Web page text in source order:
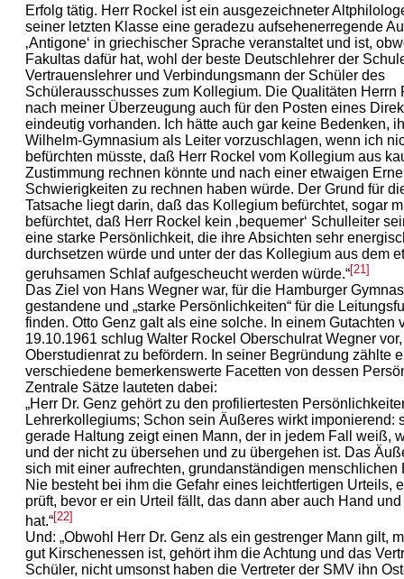
Erfolg tätig. Herr Rockel ist ein ausgezeichneter
seiner letzten Klasse eine geradezu aufsehenerregende
‚Antigone‘ in griechischer Sprache veranstaltet und ist,
Fakultas dafür hat, wohl der beste Deutschlehrer der
Vertrauenslehrer und Verbindungsmann der Schüler des
Schülerausschusses zum Kollegium. Die Qualitäten Herrn
nach meiner Überzeugung auch für den Posten eines
eindeutig vorhanden. Ich hätte auch gar keine Bedenken,
Wilhelm-Gymnasium als Leiter vorzuschlagen, wenn ich
befürchten müsste, daß Herr Rockel vom Kollegium aus
Zustimmung rechnen könnte und nach einer etwaigen
Schwierigkeiten zu rechnen haben würde. Der Grund für
Tatsache liegt darin, daß das Kollegium befürchtet, sogar
befürchtet, daß Herr Rockel kein ‚bequemer‘ Schulleiter
eine starke Persönlichkeit, die ihre Absichten sehr
durchsetzen würde und unter der das Kollegium aus dem
geruhsamen Schlaf aufgescheucht werden würde.“[21]
Das Ziel von Hans Wegner war, für die Hamburger
gestandene und „starke Persönlichkeiten“ für die
finden. Otto Genz galt als eine solche. In einem Gutachten
19.10.1961 schlug Walter Rockel Oberschulrat Wegner
Oberstudienrat zu befördern. In seiner Begründung zählte
verschiedene bemerkenswerte Facetten von dessen
Zentrale Sätze lauteten dabei:
„Herr Dr. Genz gehört zu den profiliertesten
Lehrerkollegiums; Schon sein Äußeres wirkt imponierend:
gerade Haltung zeigt einen Mann, der in jedem Fall weiß,
und der nicht zu übersehen und zu übergehen ist. Das
sich mit einer aufrechten, grundanständigen menschlichen
Nie besteht bei ihm die Gefahr eines leichtfertigen Urteils,
prüft, bevor er ein Urteil fällt, das dann aber auch Hand
hat.“[22]
Und: „Obwohl Herr Dr. Genz als ein gestrenger Mann gilt,
gut Kirschenessen ist, gehört ihm die Achtung und das
Schüler, nicht umsonst haben die Vertreter der SMV ihn